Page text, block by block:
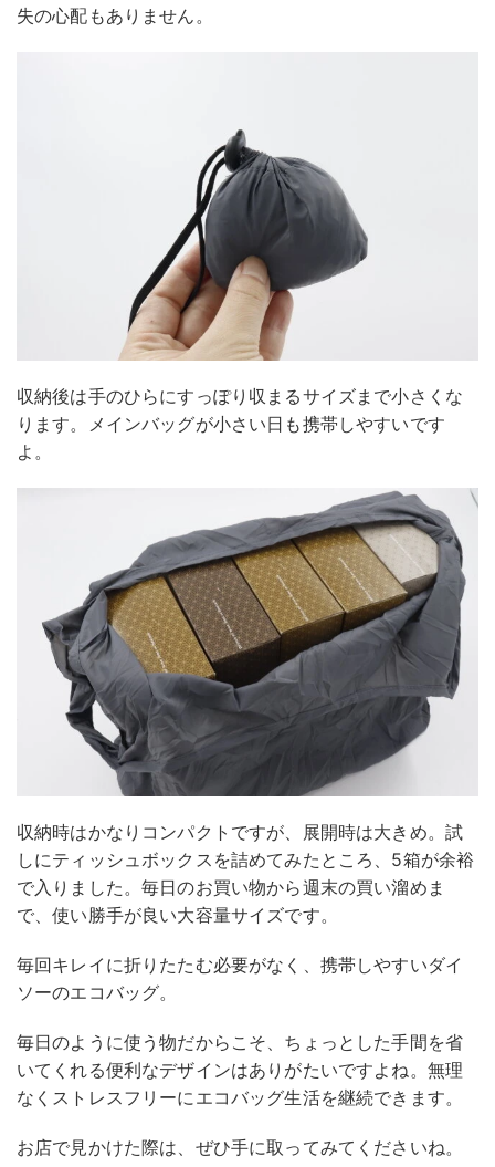
失の心配もありません。
収納後は手のひらにすっぽり収まるサイズまで小さくな
ります。メインバッグが小さい日も携帯しやすいです
よ。
収納時はかなりコンパクトですが、展開時は大きめ。試
しにティッシュボックスを詰めてみたところ、5箱が余裕
で入りました。毎日のお買い物から週末の買い溜めま
で、使い勝手が良い大容量サイズです。
毎回キレイに折りたたむ必要がなく、携帯しやすいダイ
ソーのエコバッグ。
毎日のように使う物だからこそ、ちょっとした手間を省
いてくれる便利なデザインはありがたいですよね。無理
なくストレスフリーにエコバッグ生活を継続できます。
お店で見かけた際は、ぜひ手に取ってみてくださいね。